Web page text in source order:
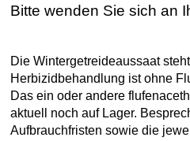
Bitte wenden Sie sich an
Die Wintergetreideaussaat
Herbizidbehandlung ist ohne
Das ein oder andere
aktuell noch auf Lager.
Aufbrauchfristen sowie die